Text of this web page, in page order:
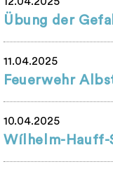
Übung der
11.04.2025
Feuerwehr
10.04.2025
Wílhelm-Hauff-